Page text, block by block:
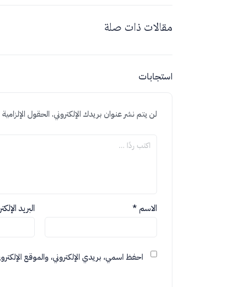
مقالات ذات صلة
استجابات
لن يتم نشر عنوان بريدك الإلكتروني. الحقول
الاسم * البريد
احفظ اسمي، بريدي الإلكتروني، والموقع